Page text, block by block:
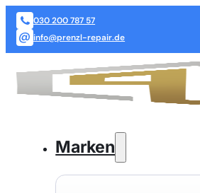
030 200 787 57
info@prenzl-repair.de
Marken